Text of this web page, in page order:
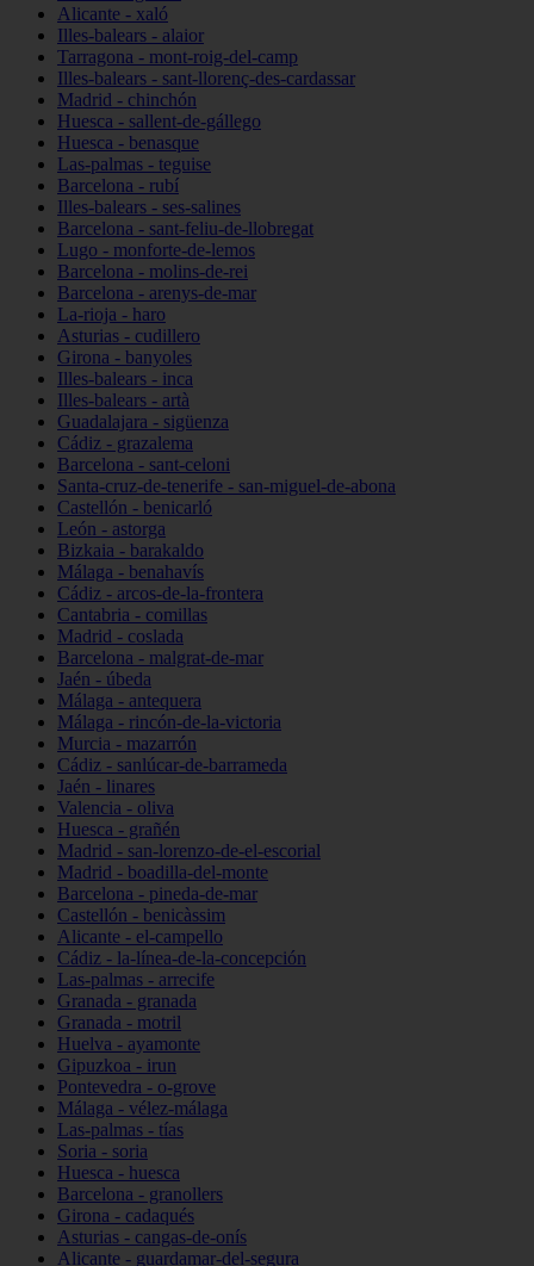
Alicante - xaló
Illes-balears - alaior
Tarragona - mont-roig-del-camp
Illes-balears - sant-llorenç-des-cardassar
Madrid - chinchón
Huesca - sallent-de-gállego
Huesca - benasque
Las-palmas - teguise
Barcelona - rubí
Illes-balears - ses-salines
Barcelona - sant-feliu-de-llobregat
Lugo - monforte-de-lemos
Barcelona - molins-de-rei
Barcelona - arenys-de-mar
La-rioja - haro
Asturias - cudillero
Girona - banyoles
Illes-balears - inca
Illes-balears - artà
Guadalajara - sigüenza
Cádiz - grazalema
Barcelona - sant-celoni
Santa-cruz-de-tenerife - san-miguel-de-abona
Castellón - benicarló
León - astorga
Bizkaia - barakaldo
Málaga - benahavís
Cádiz - arcos-de-la-frontera
Cantabria - comillas
Madrid - coslada
Barcelona - malgrat-de-mar
Jaén - úbeda
Málaga - antequera
Málaga - rincón-de-la-victoria
Murcia - mazarrón
Cádiz - sanlúcar-de-barrameda
Jaén - linares
Valencia - oliva
Huesca - grañén
Madrid - san-lorenzo-de-el-escorial
Madrid - boadilla-del-monte
Barcelona - pineda-de-mar
Castellón - benicàssim
Alicante - el-campello
Cádiz - la-línea-de-la-concepción
Las-palmas - arrecife
Granada - granada
Granada - motril
Huelva - ayamonte
Gipuzkoa - irun
Pontevedra - o-grove
Málaga - vélez-málaga
Las-palmas - tías
Soria - soria
Huesca - huesca
Barcelona - granollers
Girona - cadaqués
Asturias - cangas-de-onís
Alicante - guardamar-del-segura